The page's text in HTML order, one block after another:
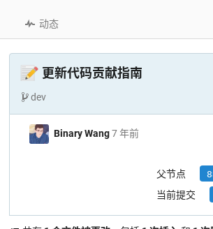
动态
📝 更新代码贡献指南
dev
Binary Wang 7 年前
父节点
当前提交